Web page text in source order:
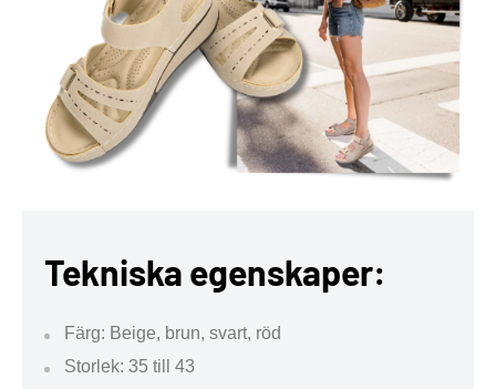
Tekniska egenskaper:
Färg: Beige, brun, svart, röd
Storlek: 35 till 43